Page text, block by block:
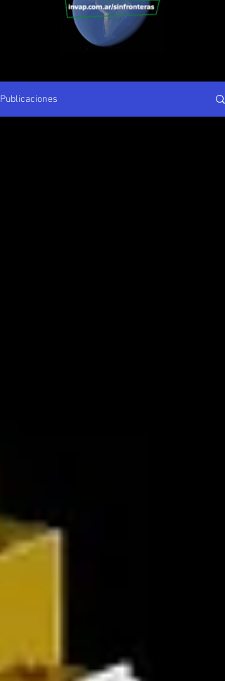
Publicaciones